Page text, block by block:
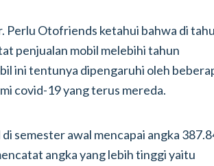
Perlu Otofriends ketahui bahwa di
penjualan mobil melebihi tahun
ini tentunya dipengaruhi oleh
covid-19 yang terus mereda.
semester awal mencapai angka
angka yang lebih tinggi yaitu